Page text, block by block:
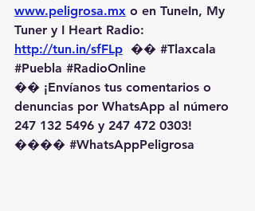
www.peligrosa.mx o en TuneIn, My
Tuner y I Heart Radio:
http://tun.in/sfFLp �� #Tlaxcala
#Puebla #RadioOnline
�� ¡Envíanos tus comentarios o
denuncias por WhatsApp al número
247 132 5496 y 247 472 0303!
��️�� #WhatsAppPeligrosa